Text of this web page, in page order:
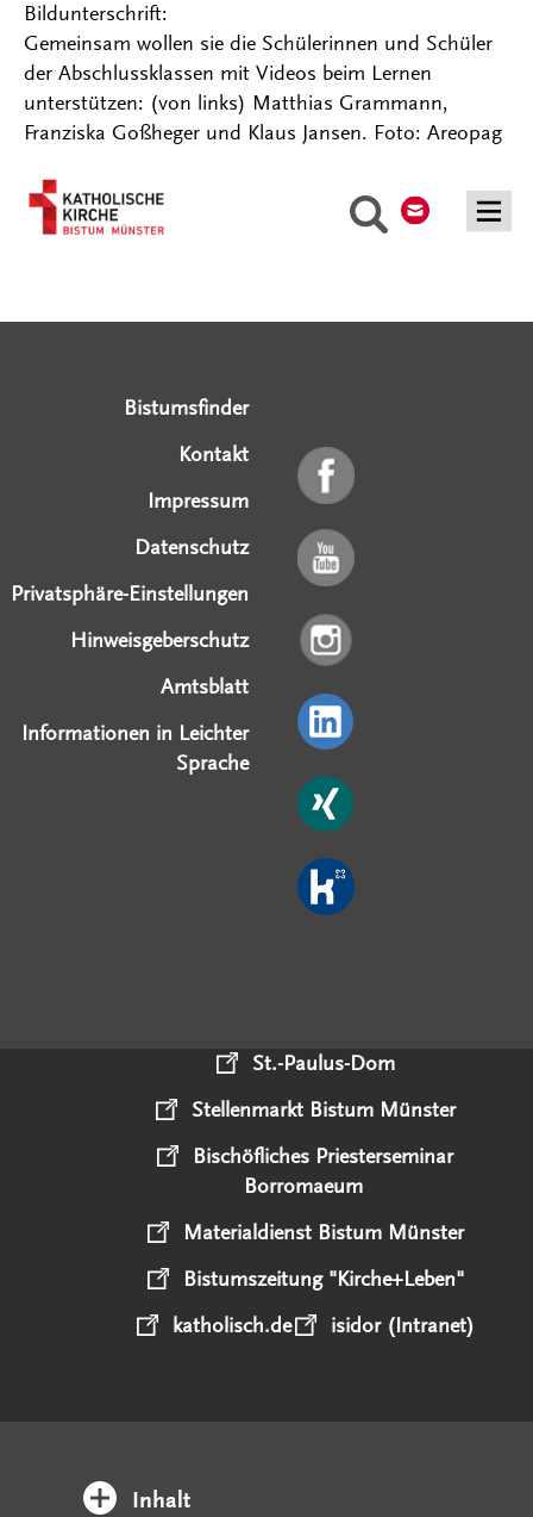
Suche
Bildunterschrift:
Gemeinsam wollen sie die Schülerinnen und Schüler
der Abschlussklassen mit Videos beim Lernen
unterstützen: (von links) Matthias Grammann,
Franziska Goßheger und Klaus Jansen. Foto: Areopag
Bistumsfinder
Kontakt
Impressum
Datenschutz
Privatsphäre-Einstellungen
Hinweisgeberschutz
Amtsblatt
Informationen in Leichter
Sprache
St.-Paulus-Dom
Stellenmarkt Bistum Münster
Bischöfliches Priesterseminar
Borromaeum
Materialdienst Bistum Münster
Bistumszeitung "Kirche+Leben"
katholisch.de
isidor (Intranet)
Inhalt